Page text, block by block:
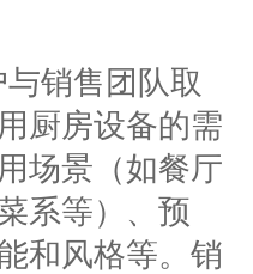
销售团队取
厨房设备的需
场景（如餐厅
系等）、预
和风格等。销